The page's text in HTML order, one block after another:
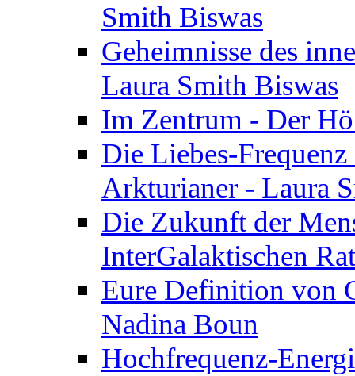
Smith Biswas
Geheimnisse des
Laura Smith Biswas
Im Zentrum - Der
Die Liebes-
Arkturianer - Laura
Die Zukunft der
InterGalaktischen
Eure Definition von
Nadina Boun
Hochfrequenz-